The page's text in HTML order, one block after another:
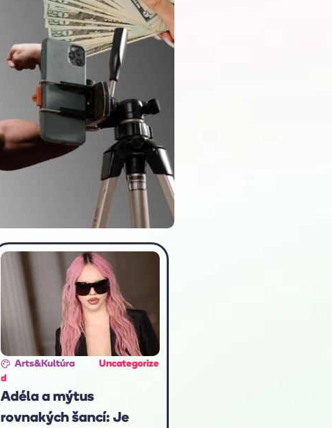
Arts&Kultúra
Uncategorize
d
Adéla a mýtus
rovnakých šancí: Je